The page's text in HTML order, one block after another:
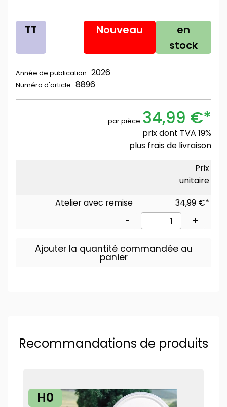
TT Nouveau
en
stock
Année de publication: 2026
Numéro d'article : 8896
par pièce 34,99 €*
prix dont TVA 19%
plus frais de livraison
Prix
unitaire
Atelier avec remise
34,99 €*
- +
Ajouter la quantité commandée au
panier
Recommandations de produits
H0